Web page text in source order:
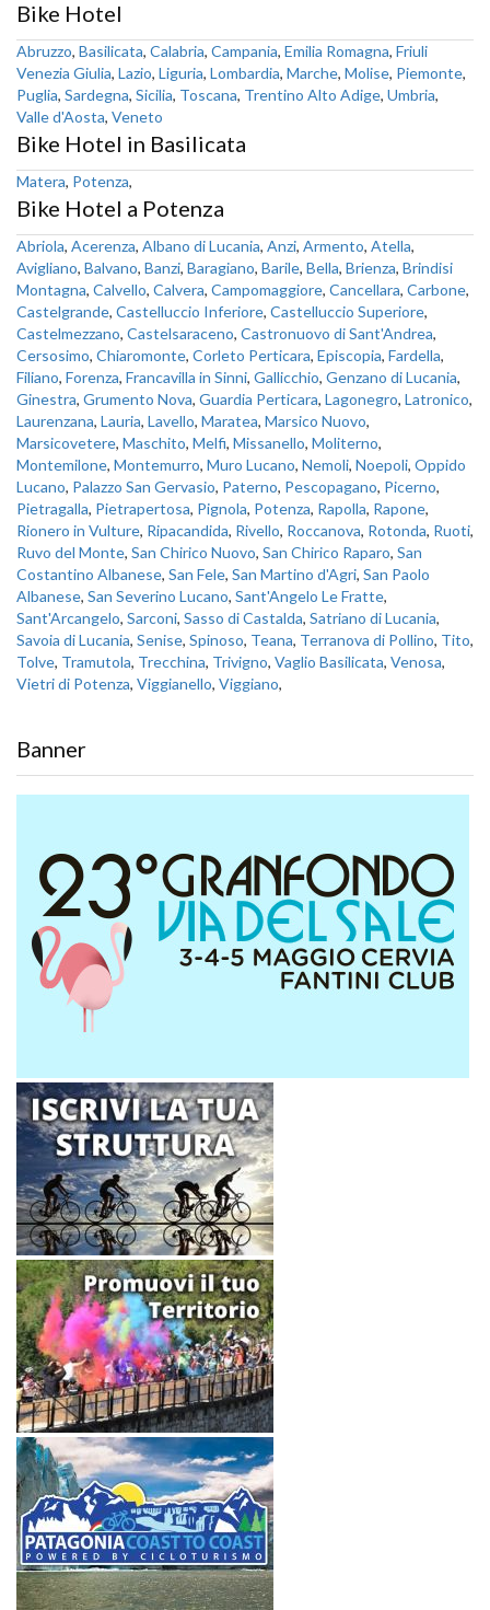
Bike Hotel
Abruzzo, Basilicata, Calabria, Campania, Emilia Romagna, Friuli
Venezia Giulia, Lazio, Liguria, Lombardia, Marche, Molise, Piemonte,
Puglia, Sardegna, Sicilia, Toscana, Trentino Alto Adige, Umbria,
Valle d'Aosta, Veneto
Bike Hotel in Basilicata
Matera, Potenza,
Bike Hotel a Potenza
Abriola, Acerenza, Albano di Lucania, Anzi, Armento, Atella,
Avigliano, Balvano, Banzi, Baragiano, Barile, Bella, Brienza, Brindisi
Montagna, Calvello, Calvera, Campomaggiore, Cancellara, Carbone,
Castelgrande, Castelluccio Inferiore, Castelluccio Superiore,
Castelmezzano, Castelsaraceno, Castronuovo di Sant'Andrea,
Cersosimo, Chiaromonte, Corleto Perticara, Episcopia, Fardella,
Filiano, Forenza, Francavilla in Sinni, Gallicchio, Genzano di Lucania,
Ginestra, Grumento Nova, Guardia Perticara, Lagonegro, Latronico,
Laurenzana, Lauria, Lavello, Maratea, Marsico Nuovo,
Marsicovetere, Maschito, Melfi, Missanello, Moliterno,
Montemilone, Montemurro, Muro Lucano, Nemoli, Noepoli, Oppido
Lucano, Palazzo San Gervasio, Paterno, Pescopagano, Picerno,
Pietragalla, Pietrapertosa, Pignola, Potenza, Rapolla, Rapone,
Rionero in Vulture, Ripacandida, Rivello, Roccanova, Rotonda, Ruoti,
Ruvo del Monte, San Chirico Nuovo, San Chirico Raparo, San
Costantino Albanese, San Fele, San Martino d'Agri, San Paolo
Albanese, San Severino Lucano, Sant'Angelo Le Fratte,
Sant'Arcangelo, Sarconi, Sasso di Castalda, Satriano di Lucania,
Savoia di Lucania, Senise, Spinoso, Teana, Terranova di Pollino, Tito,
Tolve, Tramutola, Trecchina, Trivigno, Vaglio Basilicata, Venosa,
Vietri di Potenza, Viggianello, Viggiano,
Banner